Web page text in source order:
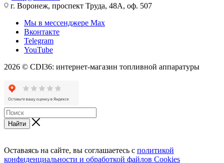
г. Воронеж, проспект Труда, 48А, оф. 507
Мы в мессенджере Max
Вконтакте
Telegram
YouTube
2026 © CDI36: интернет-магазин топливной аппаратуры
Найти
Оставаясь на сайте, вы соглашаетесь с политикой
конфиденциальности и обработкой файлов Cookies